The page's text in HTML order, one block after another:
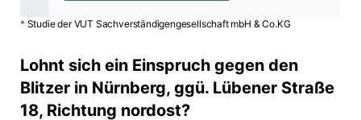
* Studie der VUT Sachverständigengesellschaft mbH & Co.KG
Lohnt sich ein Einspruch gegen den
Blitzer in Nürnberg, ggü. Lübener Straße
18, Richtung nordost?